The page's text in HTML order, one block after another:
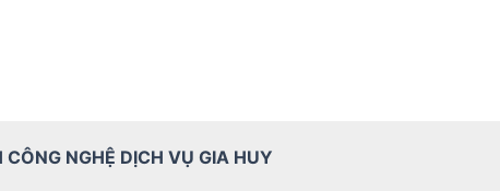
NGHỆ DỊCH VỤ GIA HUY